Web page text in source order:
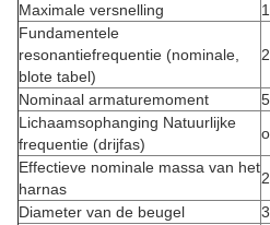
Maximale versnelling
Fundamentele
resonantiefrequentie (nominale,
blote tabel)
Nominaal armaturemoment
Lichaamsophanging Natuurlijke
frequentie (drijfas)
Effectieve nominale massa van het
harnas
Diameter van de beugel